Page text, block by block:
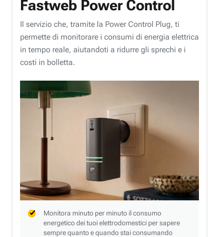
Fastweb Power Control
Il servizio che, tramite la Power Control Plug, ti
permette di monitorare i consumi di energia elettrica
in tempo reale, aiutandoti a ridurre gli sprechi e i
costi in bolletta.
Monitora minuto per minuto il consumo
energetico dei tuoi elettrodomestici per sapere
sempre quanto e quando stai consumando